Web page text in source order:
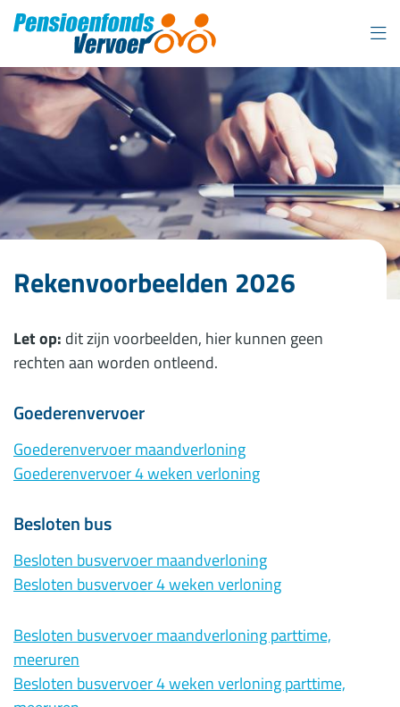
Overslaan
en
gaan
Rekenvoorbeelden 2026
Let op: dit zijn voorbeelden, hier kunnen geen
rechten aan worden ontleend.
Goederenvervoer
Goederenvervoer maandverloning
Goederenvervoer 4 weken verloning
Besloten bus
Besloten busvervoer maandverloning
Besloten busvervoer 4 weken verloning
Besloten busvervoer maandverloning parttime,
meeruren
Besloten busvervoer 4 weken verloning parttime,